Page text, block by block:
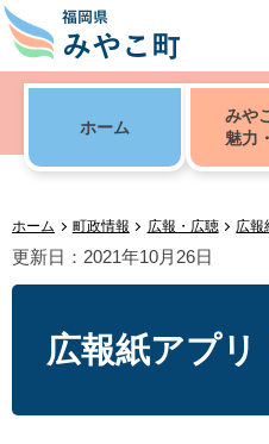
ホーム
みや
魅力
ホーム 町政情報 広報・広聴 広報
更新日：2021年10月26日
広報紙アプリ